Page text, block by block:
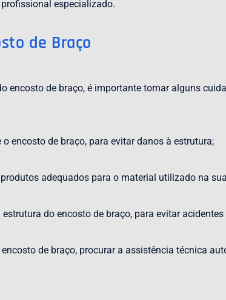
especializado.
de Braço
encosto de braço, é importante tomar alguns
encosto de braço, para evitar danos à estrutura;
adequados para o material utilizado na
do encosto de braço, para evitar
de braço, procurar a assistência técnica